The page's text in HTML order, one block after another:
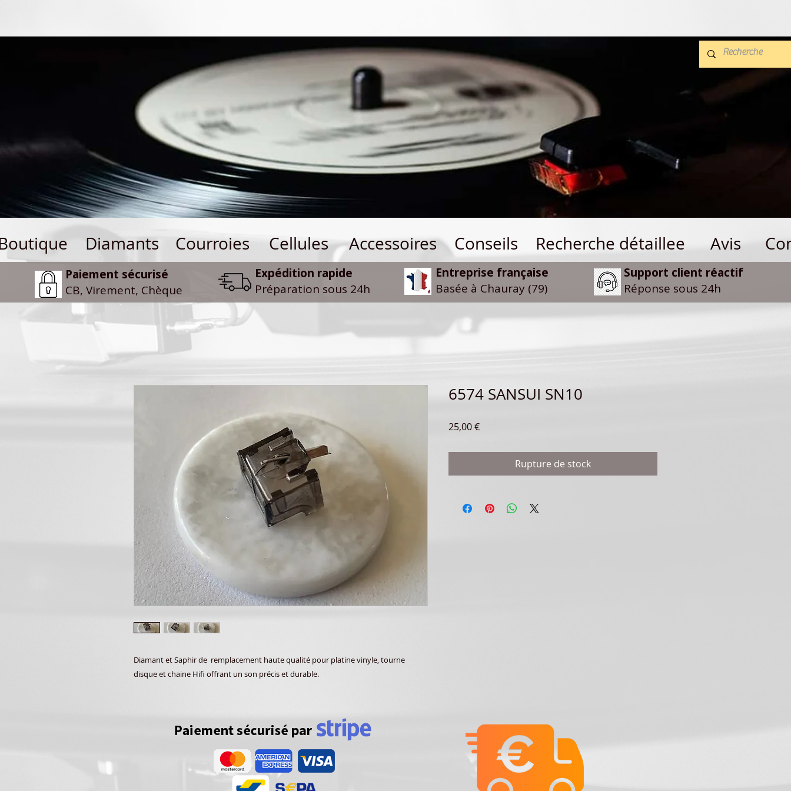
Diamants Courroies Cellules Accessoires Conseils Recherche détaillee Avis
Paiement sécurisé
CB, Virement, Chèque
Expédition rapide
Préparation sous 24h
Entreprise française
Basée à Chauray (79)
Support client réactif
Réponse sous 24h
Diamant et Saphir de remplacement haute qualité pour platine vinyle, tourne
disque et chaine Hifi offrant un son précis et durable.
6574 SANSUI SN10
25,00 €Prix
Rupture de stock